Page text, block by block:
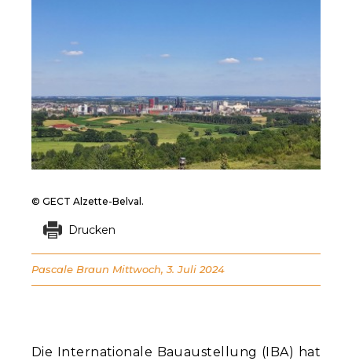
Die Internationale Bauaustellung (IBA) hat
© GECT Alzette-Belval.
Drucken
Pascale Braun Mittwoch, 3. Juli 2024